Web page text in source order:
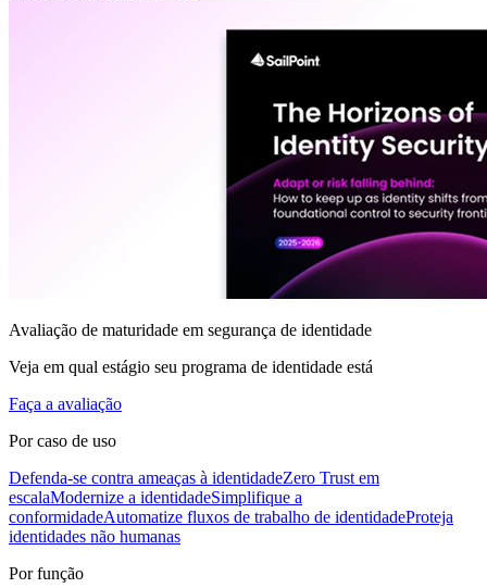
Avaliação de maturidade em segurança de identidade
Veja em qual estágio seu programa de identidade está
Faça a avaliação
Por caso de uso
Defenda-se contra ameaças à identidadeZero Trust em
escalaModernize a identidadeSimplifique a
conformidadeAutomatize fluxos de trabalho de identidadeProteja
identidades não humanas
Por função